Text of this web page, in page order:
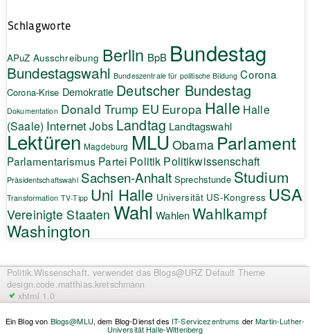
Schlagworte
APuZ Ausschreibung Berlin BpB Bundestag
Bundestagswahl Bundeszentrale für politische Bildung Corona
Corona-Krise Demokratie Deutscher Bundestag
Dokumentation Donald Trump EU Europa Halle Halle
(Saale) InternetJobs Landtag Landtagswahl
Lektüren Magdeburg MLU Obama Parlament
Parlamentarismus Partei Politik Politikwissenschaft
Präsidentschaftswahl Sachsen-Anhalt Sprechstunde Studium
Transformation TV-Tipp Uni Halle Universität US-Kongress USA
Vereinigte Staaten Wahl Wahlen Wahlkampf
Washington
Politik.Wissenschaft. verwendet das Blogs@URZ Default Theme
design.code.matthias.kretschmann
xhtml 1.0
Ein Blog von Blogs@MLU, dem Blog-Dienst des IT-Servicezentrums derMartin-Luther-
Universität Halle-Wittenberg